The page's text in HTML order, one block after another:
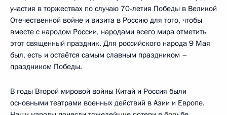
участия в торжествах по случаю 70-летия Победы в Великой
Отечественной войне и визита в Россию для того, чтобы
вместе с народом России, народами всего мира отметить
этот священный праздник. Для российского народа 9 Мая
был, есть и остаётся самым славным праздником –
праздником Победы.
В годы Второй мировой войны Китай и Россия были
основными театрами военных действий в Азии и Европе.